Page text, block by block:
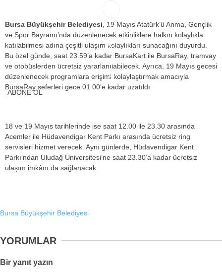
+
ABONE OL
Bursa Büyükşehir Belediyesi, 19 Mayıs Atatürk’ü Anma, Gençlik
ve Spor Bayramı’nda düzenlenecek etkinliklere halkın kolaylıkla
katılabilmesi adına çeşitli ulaşım kolaylıkları sunacağını duyurdu.
Bu özel günde, saat 23.59’a kadar BursaKart ile BursaRay, tramvay
ve otobüslerden ücretsiz yararlanılabilecek. Ayrıca, 19 Mayıs gecesi
düzenlenecek programlara erişimi kolaylaştırmak amacıyla
BursaRay seferleri gece 01.00’e kadar uzatıldı.
18 ve 19 Mayıs tarihlerinde ise saat 12.00 ile 23.30 arasında
Acemler ile Hüdavendigar Kent Parkı arasında ücretsiz ring
servisleri hizmet verecek. Aynı günlerde, Hüdavendigar Kent
Parkı’ndan Uludağ Üniversitesi’ne saat 23.30’a kadar ücretsiz
ulaşım imkânı da sağlanacak.
Bursa Büyükşehir Belediyesi
YORUMLAR
Bir yanıt yazın